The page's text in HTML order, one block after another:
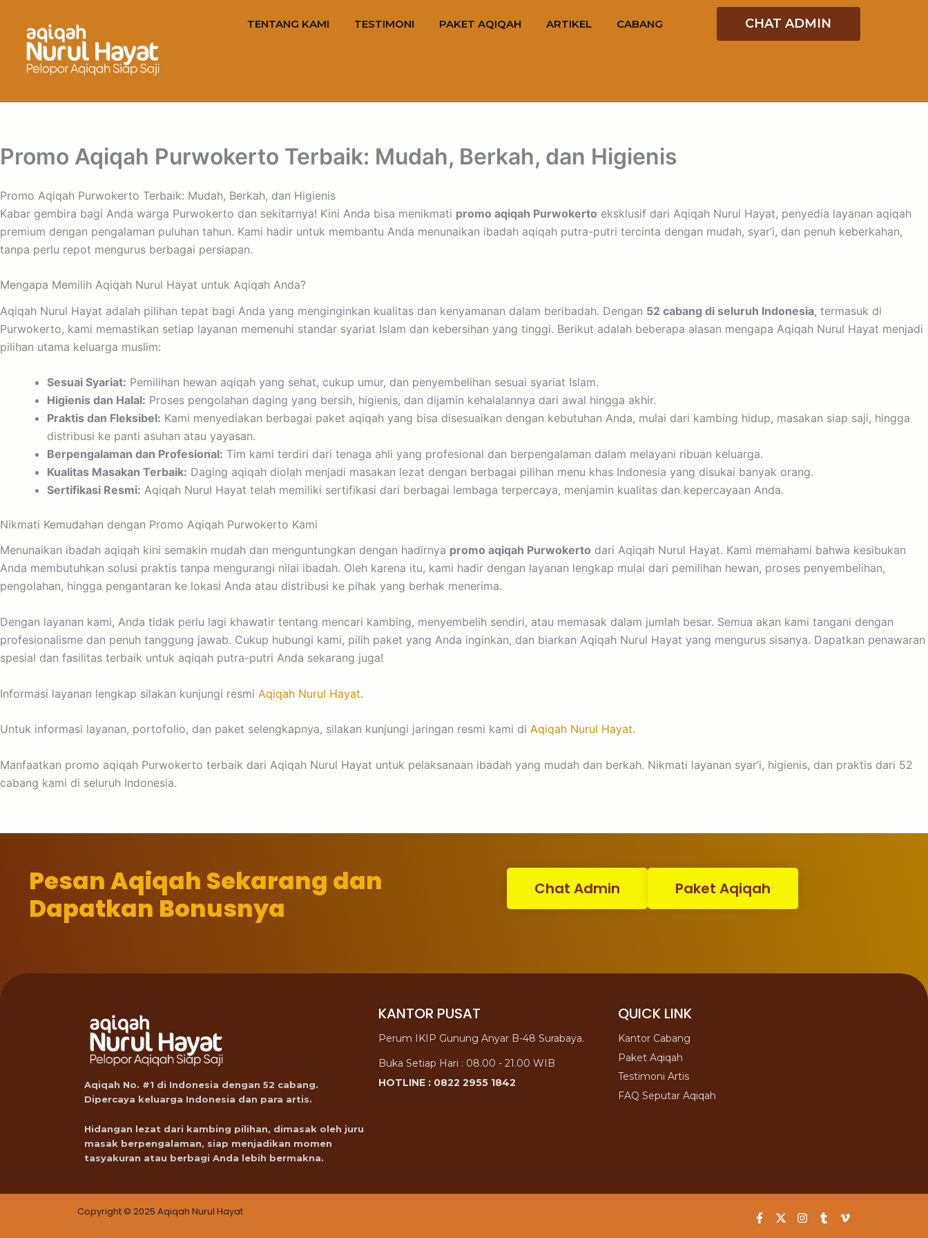
TENTANG KAMI TESTIMONI PAKET AQIQAH ARTIKEL CABANG CHAT ADMIN
Promo Aqiqah Purwokerto Terbaik: Mudah, Berkah, dan Higienis
Promo Aqiqah Purwokerto Terbaik: Mudah, Berkah, dan Higienis
Kabar gembira bagi Anda warga Purwokerto dan sekitarnya! Kini Anda bisa menikmati promo aqiqah Purwokerto eksklusif dari Aqiqah Nurul Hayat, penyedia layanan aqiqah
premium dengan pengalaman puluhan tahun. Kami hadir untuk membantu Anda menunaikan ibadah aqiqah putra-putri tercinta dengan mudah, syar’i, dan penuh keberkahan,
tanpa perlu repot mengurus berbagai persiapan.
Mengapa Memilih Aqiqah Nurul Hayat untuk Aqiqah Anda?
Aqiqah Nurul Hayat adalah pilihan tepat bagi Anda yang menginginkan kualitas dan kenyamanan dalam beribadah. Dengan 52 cabang di seluruh Indonesia, termasuk di
Purwokerto, kami memastikan setiap layanan memenuhi standar syariat Islam dan kebersihan yang tinggi. Berikut adalah beberapa alasan mengapa Aqiqah Nurul Hayat menjadi
pilihan utama keluarga muslim:
Sesuai Syariat: Pemilihan hewan aqiqah yang sehat, cukup umur, dan penyembelihan sesuai syariat Islam.
Higienis dan Halal: Proses pengolahan daging yang bersih, higienis, dan dijamin kehalalannya dari awal hingga akhir.
Praktis dan Fleksibel: Kami menyediakan berbagai paket aqiqah yang bisa disesuaikan dengan kebutuhan Anda, mulai dari kambing hidup, masakan siap saji, hingga
distribusi ke panti asuhan atau yayasan.
Berpengalaman dan Profesional: Tim kami terdiri dari tenaga ahli yang profesional dan berpengalaman dalam melayani ribuan keluarga.
Kualitas Masakan Terbaik: Daging aqiqah diolah menjadi masakan lezat dengan berbagai pilihan menu khas Indonesia yang disukai banyak orang.
Sertifikasi Resmi: Aqiqah Nurul Hayat telah memiliki sertifikasi dari berbagai lembaga terpercaya, menjamin kualitas dan kepercayaan Anda.
Nikmati Kemudahan dengan Promo Aqiqah Purwokerto Kami
Menunaikan ibadah aqiqah kini semakin mudah dan menguntungkan dengan hadirnya promo aqiqah Purwokerto dari Aqiqah Nurul Hayat. Kami memahami bahwa kesibukan
Anda membutuhkan solusi praktis tanpa mengurangi nilai ibadah. Oleh karena itu, kami hadir dengan layanan lengkap mulai dari pemilihan hewan, proses penyembelihan,
pengolahan, hingga pengantaran ke lokasi Anda atau distribusi ke pihak yang berhak menerima.
Dengan layanan kami, Anda tidak perlu lagi khawatir tentang mencari kambing, menyembelih sendiri, atau memasak dalam jumlah besar. Semua akan kami tangani dengan
profesionalisme dan penuh tanggung jawab. Cukup hubungi kami, pilih paket yang Anda inginkan, dan biarkan Aqiqah Nurul Hayat yang mengurus sisanya. Dapatkan penawaran
spesial dan fasilitas terbaik untuk aqiqah putra-putri Anda sekarang juga!
Informasi layanan lengkap silakan kunjungi resmi Aqiqah Nurul Hayat.
Untuk informasi layanan, portofolio, dan paket selengkapnya, silakan kunjungi jaringan resmi kami di Aqiqah Nurul Hayat.
Manfaatkan promo aqiqah Purwokerto terbaik dari Aqiqah Nurul Hayat untuk pelaksanaan ibadah yang mudah dan berkah. Nikmati layanan syar’i, higienis, dan praktis dari 52
cabang kami di seluruh Indonesia.
Pesan Aqiqah Sekarang dan
Dapatkan Bonusnya
Chat Admin Paket Aqiqah
Aqiqah No. #1 di Indonesia dengan 52 cabang.
Dipercaya keluarga Indonesia dan para artis.
Hidangan lezat dari kambing pilihan, dimasak oleh juru
masak berpengalaman, siap menjadikan momen
tasyakuran atau berbagi Anda lebih bermakna.
KANTOR PUSAT
Perum IKIP Gunung Anyar B-48 Surabaya.
Buka Setiap Hari : 08.00 - 21.00 WIB
HOTLINE : 0822 2955 1842
QUICK LINK
Kantor Cabang
Paket Aqiqah
Testimoni Artis
FAQ Seputar Aqiqah
Copyright © 2025 Aqiqah Nurul Hayat
F
a
X
-
I
n
T
u
V
i